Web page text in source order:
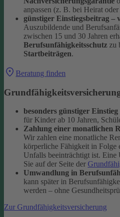
anpassen (z. B. bei Heirat
günstiger Einstiegsbeitrag –
Auszubildende und
zwischen 15 und 30 Jahren
Berufsunfähigkeitsschutz zu
Startbeiträgen.
Beratung finden
besonders günstiger
für Kinder ab 10 Jahren,
Zahlung einer monatlichen
Wir zahlen eine monatliche
körperliche Fähigkeit in Folge
Unfalls beeinträchtigt ist. Eine
Sie auf der Seite der
Umwandlung in
kann später in
werden – ohne
Zur Grundfähigkeitsversicherung